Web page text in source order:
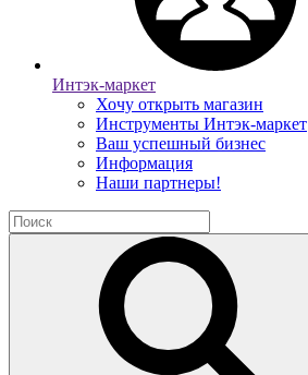
Интэк-маркет
Хочу открыть магазин
Инструменты Интэк-маркет
Ваш успешный бизнес
Информация
Наши партнеры!